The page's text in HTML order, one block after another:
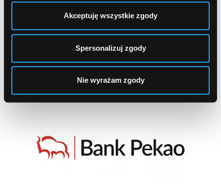
Akceptuję wszystkie zgody
Spersonalizuj zgody
Nie wyrażam zgody
Stacja "Natolin")